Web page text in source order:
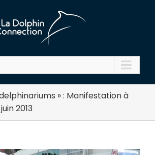
» : Manifestation à
2013